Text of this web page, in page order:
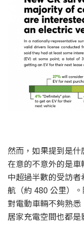
然而，如果提到是
在意的不意外的是
中超過半數的受訪
航（約 480 公里）
對電動車輛不夠熟
居家充電空間也都是